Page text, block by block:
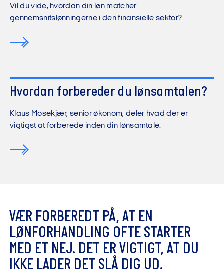
Vil du vide, hvordan din løn matcher
gennemsnitslønningerne i den finansielle sektor?
Vi må desværre ikke vise dig videoen,
før du har accepteret funktionelle
cookies.
Hvordan forbereder du lønsamtalen?
Klaus Mosekjær, senior økonom, deler hvad der er
vigtigst at forberede inden din lønsamtale.
VÆR FORBEREDT PÅ, AT EN
LØNFORHANDLING OFTE STARTER
MED ET NEJ. DET ERVIGTIGT, AT DU
IKKE LADER DET SLÅ DIG UD.